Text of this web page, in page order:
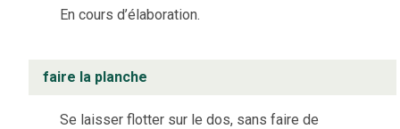
En cours d’élaboration.
faire la planche
Se laisser flotter sur le dos, sans faire de